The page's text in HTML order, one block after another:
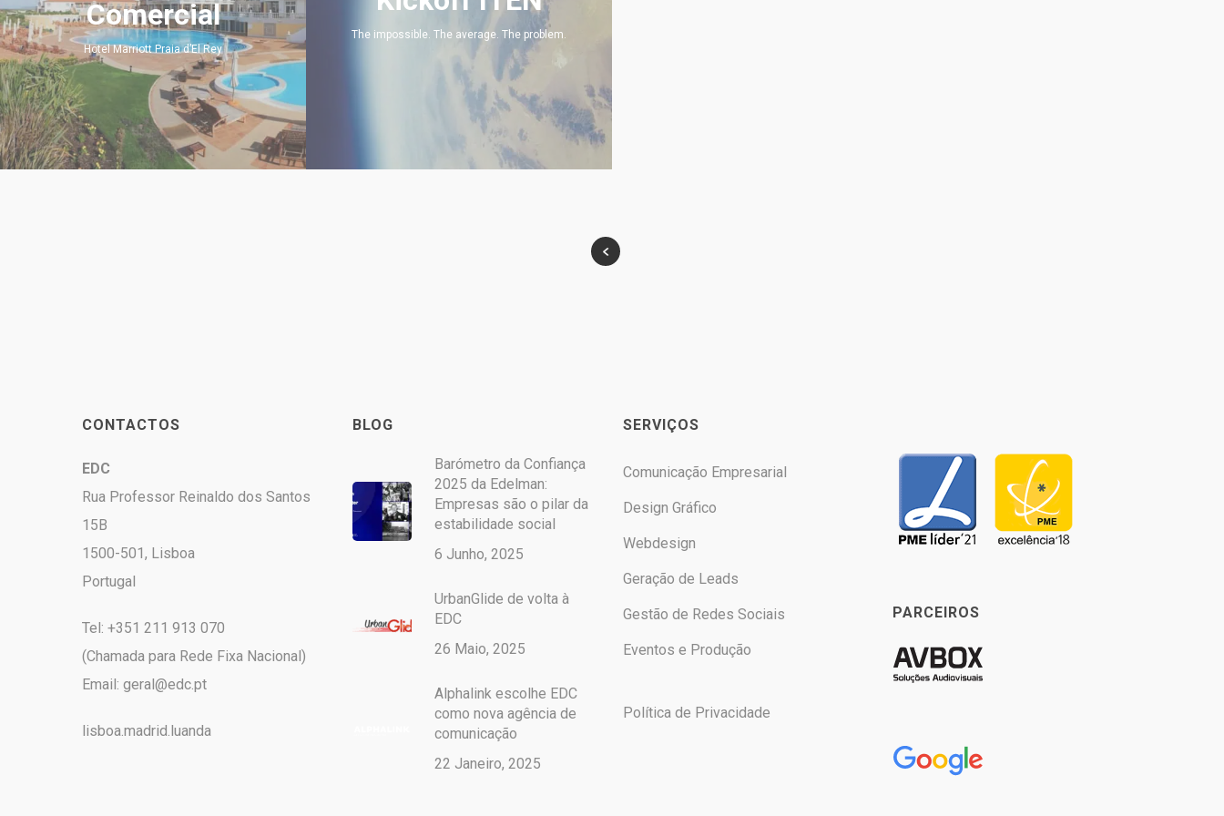
Comercial
Hotel Marriott Praia d’El Rey
The impossible. The average. The problem.
CONTACTOS
EDC
Rua Professor Reinaldo dos Santos
15B
1500-501, Lisboa
Portugal
Tel: +351 211 913 070
(Chamada para Rede Fixa Nacional)
Email: geral@edc.pt
lisboa.madrid.luanda
BLOG
Barómetro da Confiança
2025 da Edelman:
Empresas são o pilar da
estabilidade social
6 Junho, 2025
UrbanGlide de volta à
EDC
26 Maio, 2025
Alphalink escolhe EDC
como nova agência de
comunicação
22 Janeiro, 2025
SERVIÇOS
Comunicação Empresarial
Design Gráfico
Webdesign
Geração de Leads
Gestão de Redes Sociais
Eventos e Produção
Política de Privacidade
PARCEIROS